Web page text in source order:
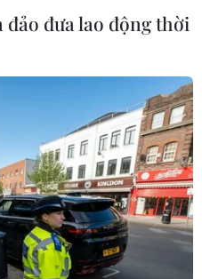
Luật Cơ bản mới của
đưa lao động thời